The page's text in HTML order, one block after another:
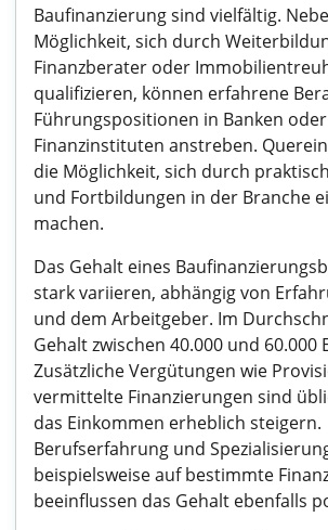
Baufinanzierung sind vielfältig.
Möglichkeit, sich durch
Finanzberater oder
qualifizieren, können erfahrene
Führungspositionen in Banken oder
Finanzinstituten anstreben.
die Möglichkeit, sich durch
und Fortbildungen in der Branche
machen.
Das Gehalt eines
stark variieren, abhängig von
und dem Arbeitgeber. Im
Gehalt zwischen 40.000 und 60.000
Zusätzliche Vergütungen wie
vermittelte Finanzierungen sind
das Einkommen erheblich steigern.
Berufserfahrung und
beispielsweise auf bestimmte
beeinflussen das Gehalt ebenfalls